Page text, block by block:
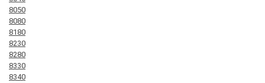
8050
8080
8180
8230
8280
8330
8340